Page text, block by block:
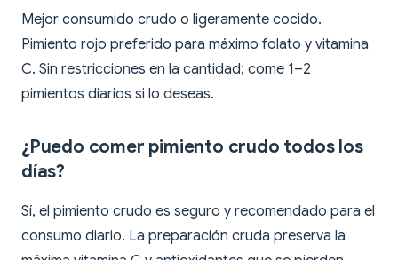
Mejor consumido crudo o ligeramente cocido.
Pimiento rojo preferido para máximo folato y vitamina
C. Sin restricciones en la cantidad; come 1–2
pimientos diarios si lo deseas.
¿Puedo comer pimiento crudo todos los
días?
Sí, el pimiento crudo es seguro y recomendado para el
consumo diario. La preparación cruda preserva la